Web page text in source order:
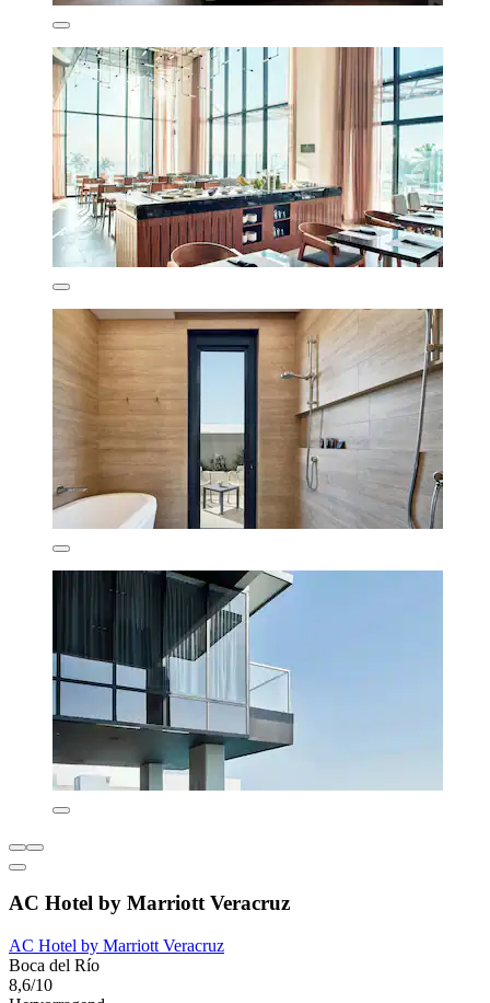
AC Hotel by Marriott Veracruz
AC Hotel by Marriott Veracruz
Boca del Río
8,6/10